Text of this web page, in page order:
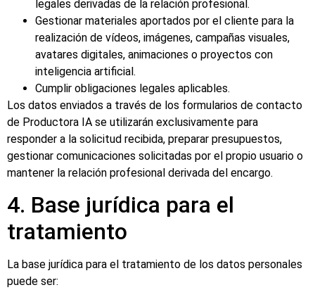
legales derivadas de la relación profesional.
Gestionar materiales aportados por el cliente para la
realización de vídeos, imágenes, campañas visuales,
avatares digitales, animaciones o proyectos con
inteligencia artificial.
Cumplir obligaciones legales aplicables.
Los datos enviados a través de los formularios de contacto
de Productora IA se utilizarán exclusivamente para
responder a la solicitud recibida, preparar presupuestos,
gestionar comunicaciones solicitadas por el propio usuario o
mantener la relación profesional derivada del encargo.
4. Base jurídica para el
tratamiento
La base jurídica para el tratamiento de los datos personales
puede ser: